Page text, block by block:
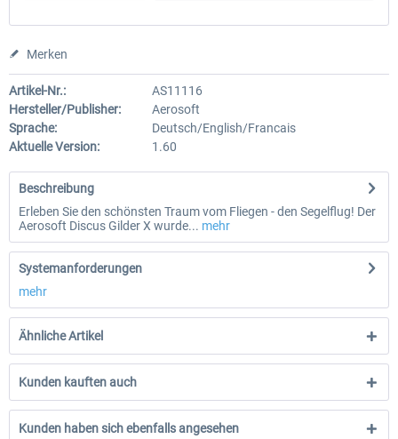
Merken
Artikel-Nr.:
AS11116
Hersteller/Publisher:
Aerosoft
Sprache:
Deutsch/English/Francais
Aktuelle Version:
1.60
Beschreibung
Erleben Sie den schönsten Traum vom Fliegen - den Segelflug! Der
Aerosoft Discus Gilder X wurde... mehr
Systemanforderungen
mehr
Ähnliche Artikel
Kunden kauften auch
Kunden haben sich ebenfalls angesehen